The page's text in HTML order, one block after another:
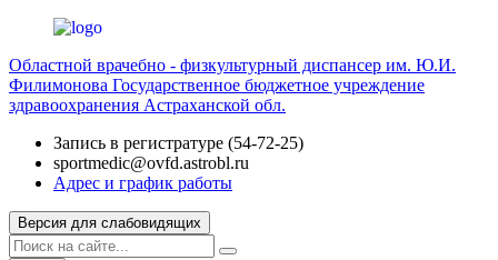
Областной врачебно - физкультурный диспансер им. Ю.И.
Филимонова Государственное бюджетное учреждение
здравоохранения Астраханской обл.
Запись в регистратуре (54-72-25)
sportmedic@ovfd.astrobl.ru
Адрес и график работы
Версия для слабовидящих